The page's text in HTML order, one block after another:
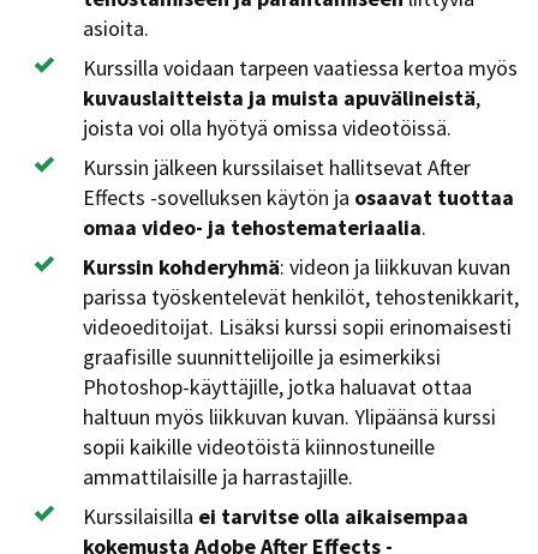
asioita.
Kurssilla voidaan tarpeen vaatiessa kertoa myös
kuvauslaitteista ja muista apuvälineistä,
joista voi olla hyötyä omissa videotöissä.
Kurssin jälkeen kurssilaiset hallitsevat After
Effects -sovelluksen käytön ja osaavat tuottaa
omaa video- ja tehostemateriaalia.
Kurssin kohderyhmä: videon ja liikkuvan kuvan
parissa työskentelevät henkilöt, tehostenikkarit,
videoeditoijat. Lisäksi kurssi sopii erinomaisesti
graafisille suunnittelijoille ja esimerkiksi
Photoshop-käyttäjille, jotka haluavat ottaa
haltuun myös liikkuvan kuvan. Ylipäänsä kurssi
sopii kaikille videotöistä kiinnostuneille
ammattilaisille ja harrastajille.
Kurssilaisilla ei tarvitse olla aikaisempaa
kokemusta Adobe After Effects -